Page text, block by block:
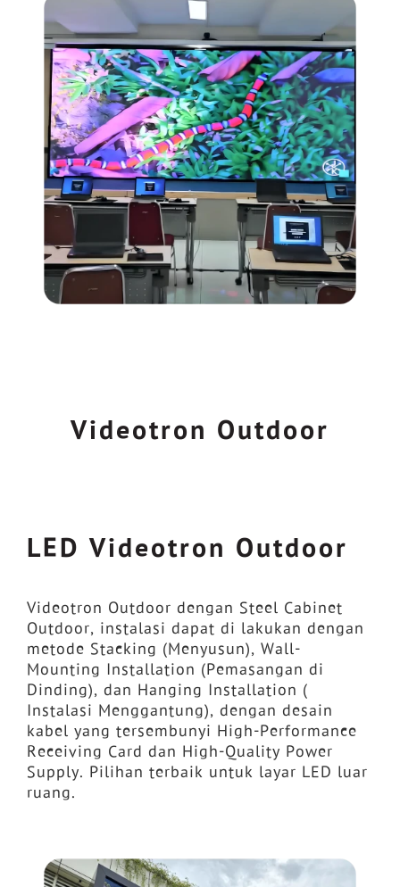
Videotron Outdoor
LED Videotron Outdoor
Videotron Outdoor dengan Steel Cabinet
Outdoor, instalasi dapat di lakukan dengan
metode Stacking (Menyusun), Wall-
Mounting Installation (Pemasangan di
Dinding), dan Hanging Installation (
Instalasi Menggantung), dengan desain
kabel yang tersembunyi High-Performance
Receiving Card dan High-Quality Power
Supply. Pilihan terbaik untuk layar LED luar
ruang.